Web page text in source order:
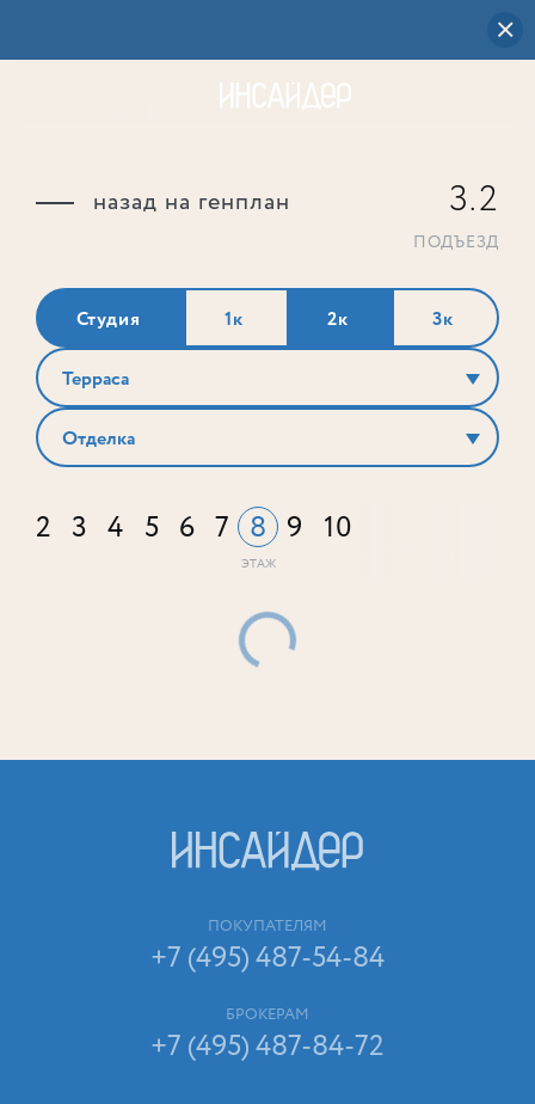
назад на генплан 3.2
ПОДЪЕЗД
Студия 1к 2к 3к
Терраса
Отделка
2 3 4 5 6 7 8 9 10
ПОКУПАТЕЛЯМ
+7 (495) 487-54-84
БРОКЕРАМ
+7 (495) 487-84-72